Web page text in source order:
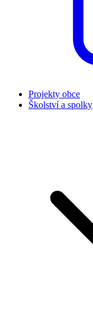
Projekty obce
Školství a spolky